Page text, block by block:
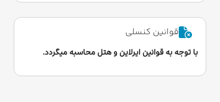
قوانین کنسلی
با توجه به قوانین ایرلاین و هتل محاسبه میگردد.